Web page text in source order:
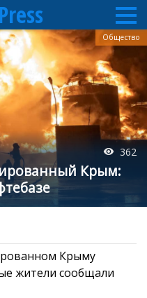
362
Крым:
Общество
Крыму
жители сообщали